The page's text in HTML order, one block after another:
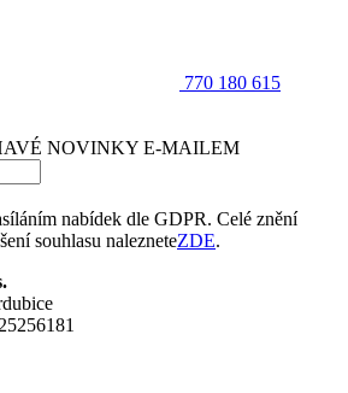
770 180 615
NOVINKY E-MAILEM
nabídek dle GDPR. Celé znění
souhlasu nalezneteZDE.